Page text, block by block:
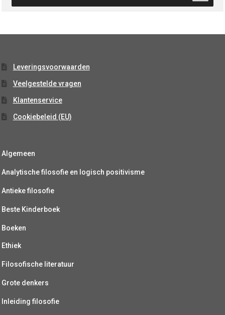
Leveringsvoorwaarden
Veelgestelde vragen
Klantenservice
Cookiebeleid (EU)
Algemeen
Analytische filosofie en logisch positivisme
Antieke filosofie
Beste Kinderboek
Boeken
Ethiek
Filosofische literatuur
Grote denkers
Inleiding filosofie